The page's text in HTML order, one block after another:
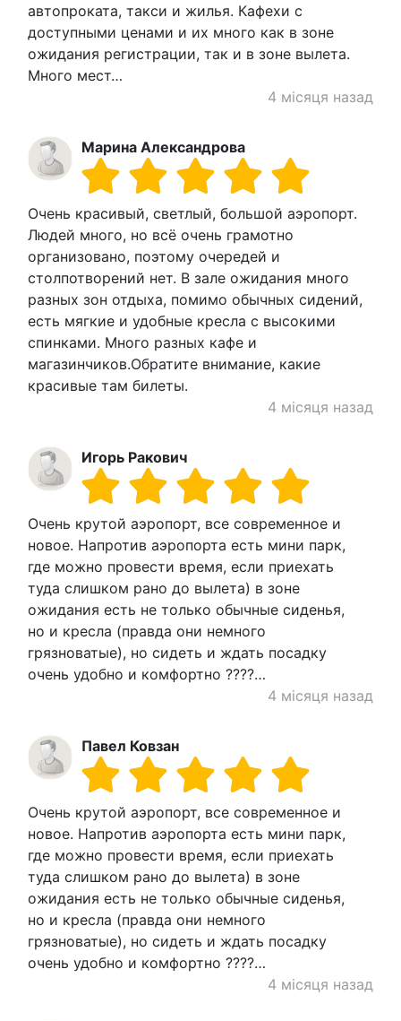
автопроката, такси и жилья. Кафехи с
доступными ценами и их много как в зоне
ожидания регистрации, так и в зоне вылета.
Много мест…
4 місяця назад
Марина Александрова
Очень красивый, светлый, большой аэропорт.
Людей много, но всё очень грамотно
организовано, поэтому очередей и
столпотворений нет. В зале ожидания много
разных зон отдыха, помимо обычных сидений,
есть мягкие и удобные кресла с высокими
спинками. Много разных кафе и
магазинчиков.Обратите внимание, какие
красивые там билеты.
4 місяця назад
Игорь Ракович
Очень крутой аэропорт, все современное и
новое. Напротив аэропорта есть мини парк,
где можно провести время, если приехать
туда слишком рано до вылета) в зоне
ожидания есть не только обычные сиденья,
но и кресла (правда они немного
грязноватые), но сидеть и ждать посадку
очень удобно и комфортно ????…
4 місяця назад
Павел Ковзан
Очень крутой аэропорт, все современное и
новое. Напротив аэропорта есть мини парк,
где можно провести время, если приехать
туда слишком рано до вылета) в зоне
ожидания есть не только обычные сиденья,
но и кресла (правда они немного
грязноватые), но сидеть и ждать посадку
очень удобно и комфортно ????…
4 місяця назад